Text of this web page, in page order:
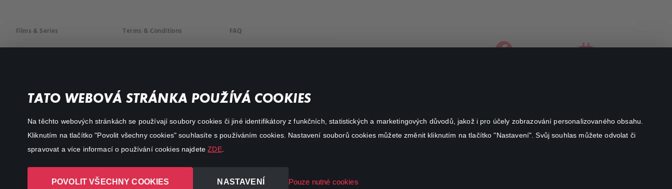
TATO WEBOVÁ STRÁNKA POUŽÍVÁ COOKIES
Na těchto webových stránkách se používají soubory cookies či jiné identifikátory z funkčních, statistických a marketingových důvodů, jakož i pro účely zobrazování personalizovaného obsahu.
Kliknutím na tlačítko "Povolit všechny cookies" souhlasíte s používáním cookies. Nastavení souborů cookies můžete změnit kliknutím na tlačítko "Nastavení". Svůj souhlas můžete odvolat či
spravovat a více informací o používání cookies najdeteZDE.
POVOLIT VŠECHNY COOKIES NASTAVENÍ Pouze nutné cookies
Films & Series
Action
Terms & Conditions FAQ
facebookinstagram
Canal+ Luxembourg S. à r.l. se sídlem Rue Albert Borschette 4,